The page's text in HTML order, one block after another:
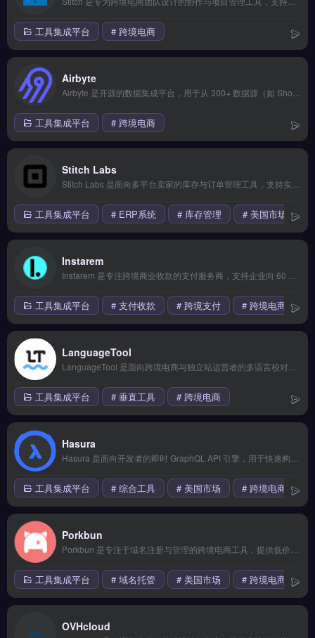
工具集成平台 # 跨境电商
Airbyte
工具集成平台 # 跨境电商
Stitch Labs
工具集成平台 # ERP系统 # 库存管理 # 美国市场
Instarem
工具集成平台 # 支付收款 # 跨境支付 # 跨境电商
LanguageTool
工具集成平台 # 垂直工具 # 跨境电商
Hasura
工具集成平台 # 综合工具 # 美国市场 # 跨境电商
Porkbun
工具集成平台 # 域名托管 # 美国市场 # 跨境电商
OVHcloud